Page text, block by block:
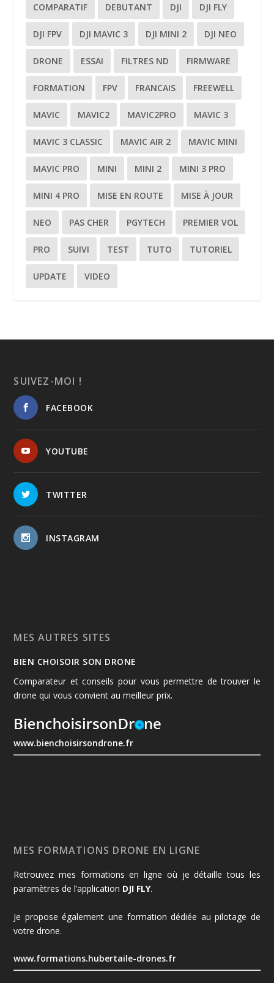
COMPARATIF DEBUTANT DJI DJI FLY
DJI FPV DJI MAVIC 3 DJI MINI 2 DJI NEO
DRONE ESSAI FILTRES ND FIRMWARE
FORMATION FPV FRANCAIS FREEWELL
MAVIC MAVIC2 MAVIC2PRO MAVIC 3
MAVIC 3 CLASSIC MAVIC AIR 2 MAVIC MINI
MAVIC PRO MINI MINI 2 MINI 3 PRO
MINI 4 PRO MISE EN ROUTE MISE À JOUR
NEO PAS CHER PGYTECH PREMIER VOL
PRO SUIVI TEST TUTO TUTORIEL
UPDATE VIDEO
SUIVEZ-MOI !
FACEBOOK
YOUTUBE
TWITTER
INSTAGRAM
MES AUTRES SITES
BIEN CHOISOIR SON DRONE
Comparateur et conseils pour vous permettre de trouver le
drone qui vous convient au meilleur prix.
www.bienchoisirsondrone.fr
MES FORMATIONS DRONE EN LIGNE
Retrouvez mes formations en ligne où je détaille tous les
paramètres de l’application DJI FLY.
Je propose également une formation dédiée au pilotage de
votre drone.
www.formations.hubertaile-drones.fr